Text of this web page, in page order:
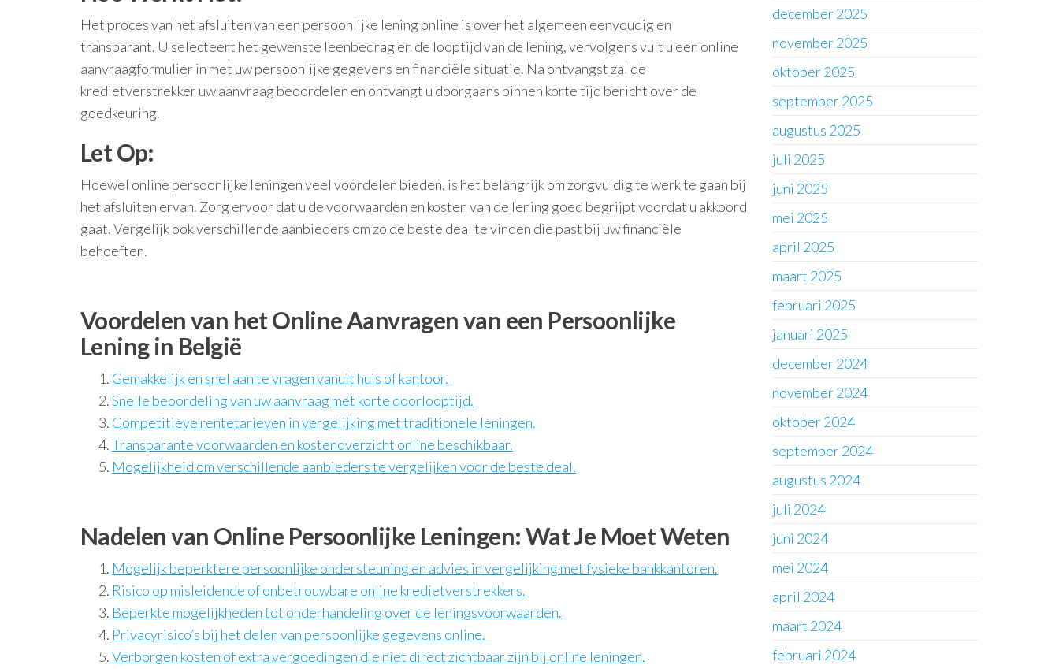
Het proces van het afsluiten van een persoonlijke lening online is over het algemeen eenvoudig en
transparant. U selecteert het gewenste leenbedrag en de looptijd van de lening, vervolgens vult u een online
aanvraagformulier in met uw persoonlijke gegevens en financiële situatie. Na ontvangst zal de
kredietverstrekker uw aanvraag beoordelen en ontvangt u doorgaans binnen korte tijd bericht over de
goedkeuring.
Let Op:
Hoewel online persoonlijke leningen veel voordelen bieden, is het belangrijk om zorgvuldig te werk te gaan bij
het afsluiten ervan. Zorg ervoor dat u de voorwaarden en kosten van de lening goed begrijpt voordat u akkoord
gaat. Vergelijk ook verschillende aanbieders om zo de beste deal te vinden die past bij uw financiële
behoeften.
Voordelen van het Online Aanvragen van een Persoonlijke
Lening in België
Gemakkelijk en snel aan te vragen vanuit huis of kantoor.
Snelle beoordeling van uw aanvraag met korte doorlooptijd.
Competitieve rentetarieven in vergelijking met traditionele leningen.
Transparante voorwaarden en kostenoverzicht online beschikbaar.
Mogelijkheid om verschillende aanbieders te vergelijken voor de beste deal.
Nadelen van Online Persoonlijke Leningen: Wat Je Moet Weten
Mogelijk beperktere persoonlijke ondersteuning en advies in vergelijking met fysieke bankkantoren.
Risico op misleidende of onbetrouwbare online kredietverstrekkers.
Beperkte mogelijkheden tot onderhandeling over de leningsvoorwaarden.
Privacyrisico’s bij het delen van persoonlijke gegevens online.
Verborgen kosten of extra vergoedingen die niet direct zichtbaar zijn bij online leningen.
december 2025
november 2025
oktober 2025
september 2025
augustus 2025
juli 2025
juni 2025
mei 2025
april 2025
maart 2025
februari 2025
januari 2025
december 2024
november 2024
oktober 2024
september 2024
augustus 2024
juli 2024
juni 2024
mei 2024
april 2024
maart 2024
februari 2024